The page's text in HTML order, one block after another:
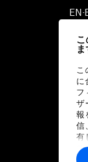
こ
に
フ
ザ
報
信
有
報
EN ▪